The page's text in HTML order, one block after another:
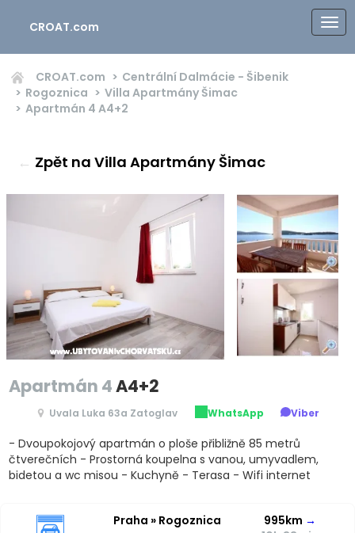
CROAT.com
CROAT.com
Centrální Dalmácie - Šibenik
Rogoznica
Villa Apartmány Šimac
Apartmán 4 A4+2
← Zpět na Villa Apartmány Šimac
Apartmán 4A4+2
Uvala Luka 63a Zatoglav WhatsApp Viber
- Dvoupokojový apartmán o ploše přibližně 85 metrů
čtverečních - Prostorná koupelna s vanou, umyvadlem,
bidetou a wc misou - Kuchyně - Terasa - Wifi internet
Praha » Rogoznica 995km →